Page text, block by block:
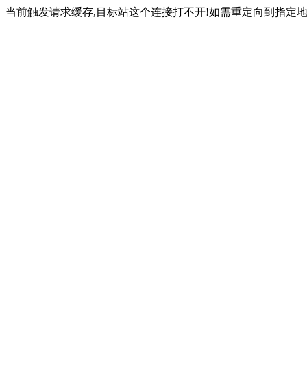
当前触发请求缓存,目标站这个连接打不开!如需重定向到指定